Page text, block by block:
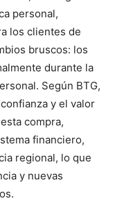
personal,
los clientes de
bruscos: los
durante la
Según BTG,
y el valor
compra,
financiero,
regional, lo que
y nuevas